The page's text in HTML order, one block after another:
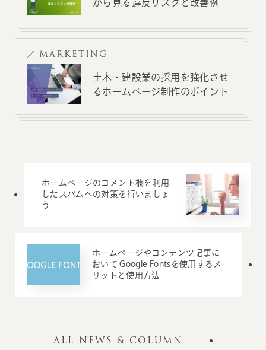
から見る違反リスクと改善例
MARKETING
土木・建設業の採用を強化させ
るホームページ制作のポイント
ホームページのコメント欄を利用
したスパムへの対策を行いましょ
う
ホームページやコンテンツ記事に
おいて Google Fontsを使用するメ
リットと使用方法
ALL NEWS & COLUMN